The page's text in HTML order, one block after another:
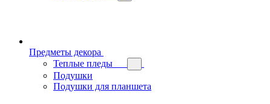
Предметы декора
Теплые пледы
Подушки
Подушки для планшета